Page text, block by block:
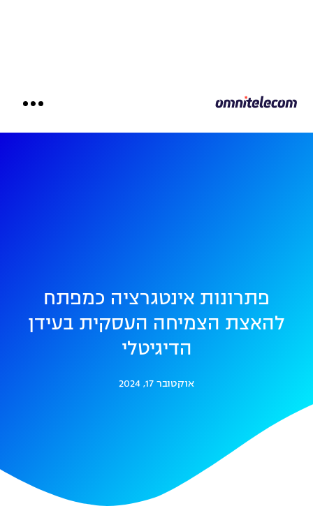
פתרונות אינטגרציה כמפתח
להאצת הצמיחה העסקית בעידן
הדיגיטלי
אוקטובר 17, 2024